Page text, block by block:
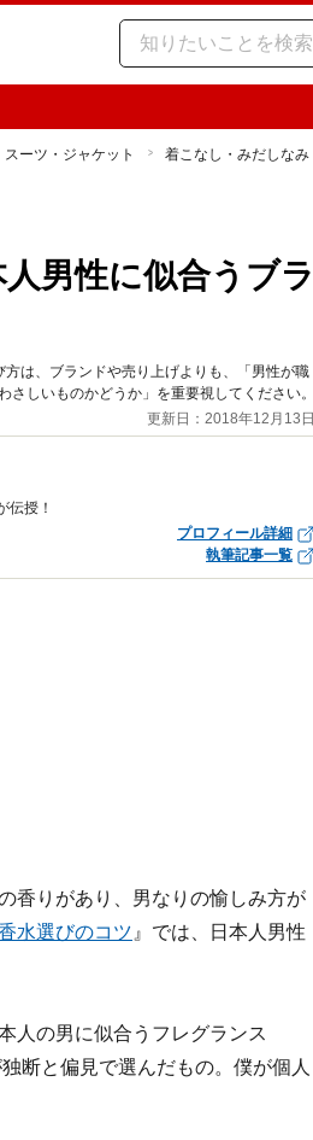
スーツ・ジャケット
着こなし・みだしなみ
男性に似合うブラ
は、ブランドや売り上げよりも、「男性が職
しいものかどうか」を重要視してください。
更新日：2018年12月13日
伝授！
プロフィール詳細
執筆記事一覧
香りがあり、男なりの愉しみ方が
水選びのコツ 』では、日本人男性
人の男に似合うフレグランス
断と偏見で選んだもの。僕が個人